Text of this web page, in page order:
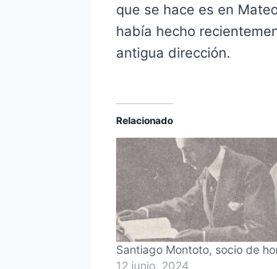
que se hace es en
había hecho
antigua dirección.
Relacionado
Santiago Montoto, socio de
12 junio, 2024